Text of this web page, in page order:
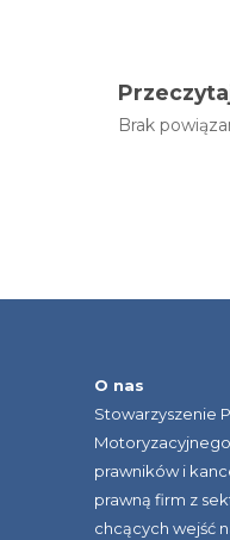
Brak
O nas
Stowarzyszenie
prawników i
prawną firm z
chcących wejść